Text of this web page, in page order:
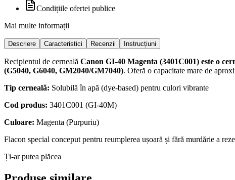
Condițiile ofertei publice
Mai multe informații
Descriere Caracteristici Recenzii Instrucțiuni
Recipientul de cerneală Canon GI-40 Magenta (3401C001) este o
(G5040, G6040, GM2040/GM7040). Oferă o capacitate mare de
Tip cerneală: Solubilă în apă (dye-based) pentru culori vibrante
Cod produs: 3401C001 (GI-40M)
Culoare: Magenta (Purpuriu)
Flacon special conceput pentru reumplerea ușoară și fără murdărie a
Ți-ar putea plăcea